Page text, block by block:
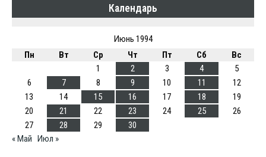
Календарь
Июнь 1994
Пн
Вт Ср Чт Пт Сб
Вс
1
2 3 4
5
6
7 8 9 10 11
12
13
14 15 16 17 18
19
20
21 22 23 24 25
26
27
28 29
30
« Май Июл »